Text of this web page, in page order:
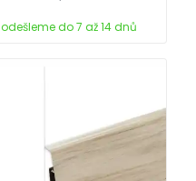
odešleme do 7 až 14 dnů